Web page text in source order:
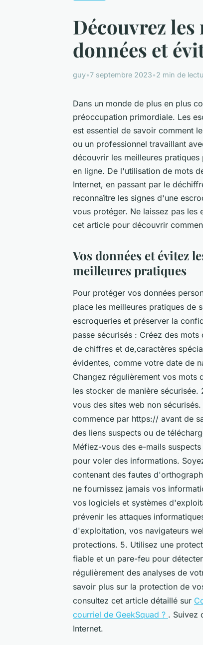
Découvrez
données et
guy•7 septembre 2023•2 min de
Dans un monde de plus en plus
préoccupation primordiale. Les
est essentiel de savoir comment
ou un professionnel travaillant
découvrir les meilleures
en ligne. De l'utilisation de mots
Internet, en passant par le
reconnaître les signes d'une
vous protéger. Ne laissez pas
cet article pour découvrir
Vos données et évitez
meilleures pratiques
Pour protéger vos données
place les meilleures pratiques de
escroqueries et préserver la
passe sécurisés : Créez des
de chiffres et de,caractères
évidentes, comme votre date de
Changez régulièrement vos mots
les stocker de manière
vous des sites web non
commence par https:// avant de
des liens suspects ou de
Méfiez-vous des e-mails
pour voler des informations.
contenant des fautes
ne fournissez jamais vos
vos logiciels et systèmes
prévenir les attaques
d'exploitation, vos navigateurs
protections. 5. Utilisez une
fiable et un pare-feu pour
régulièrement des analyses de
savoir plus sur la protection de
consultez cet article détaillé sur
courriel de GeekSquad ? . Suivez
Internet.